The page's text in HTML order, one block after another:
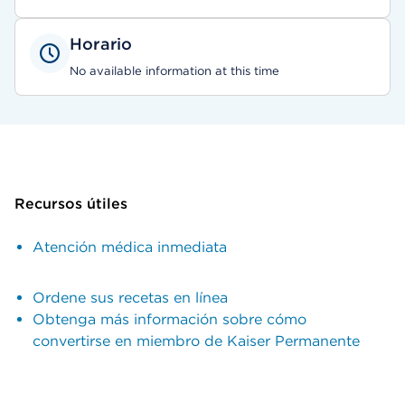
Horario
No available information at this time
Recursos útiles
Atención médica inmediata
Ordene sus recetas en línea
Obtenga más información sobre cómo
convertirse en miembro de Kaiser Permanente